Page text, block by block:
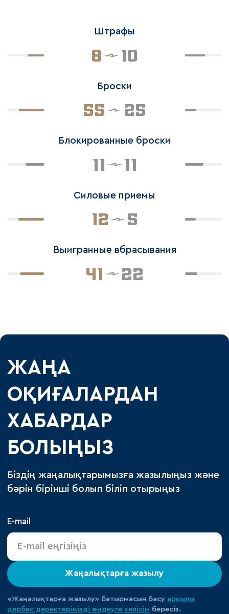
Штрафы
8 10
Броски
55 25
Блокированные броски
11 11
Силовые приемы
12 5
Выигранные вбрасывания
41 22
ЖАҢА
ОҚИҒАЛАРДАН
ХАБАРДАР
БОЛЫҢЫЗ
Біздің жаңалықтарымызға жазылыңыз және
бәрін бірінші болып біліп отырыңыз
E-mail
Жаңалықтарға жазылу
«Жаңалықтарға жазылу» батырмасын басу арқылы
дербес деректеріңізді өңдеуге келісім бересіз.